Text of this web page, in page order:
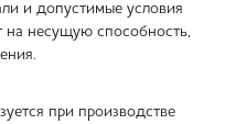
и допустимые условия
на несущую способность,
при производстве